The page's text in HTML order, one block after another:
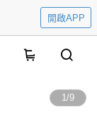
開啟APP
1/9